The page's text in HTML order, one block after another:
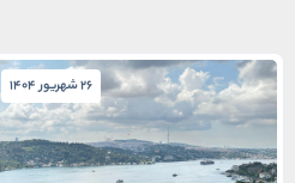
26 شهریور 1404